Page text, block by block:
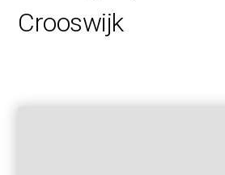
Crooswijk